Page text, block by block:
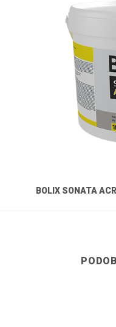
BOLIX SONATA